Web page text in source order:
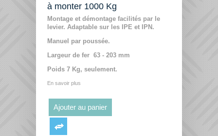
à monter 1000 Kg
Montage et démontage facilités par le
levier. Adaptable sur les IPE et IPN.
Manuel par poussée.
Largeur de fer 63 - 203 mm
Poids 7 Kg, seulement.
En savoir plus
Ajouter au panier